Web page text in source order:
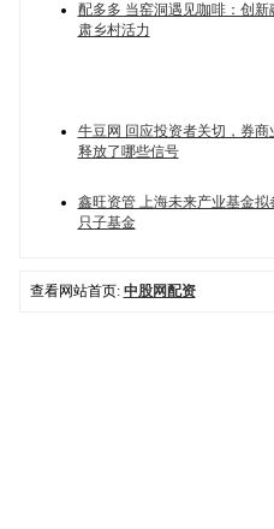
配多多 当窑洞遇见咖啡：创新
肃乡村活力
牛豆网 回应投资者关切，券商
释放了哪些信号
鑫旺资管 上海未来产业基金拟
只子基金
查看网站首页: 中股网配资